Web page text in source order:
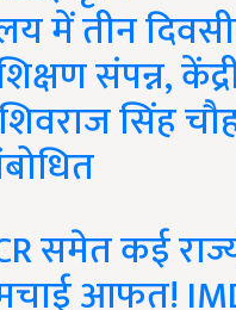
में तीन
संपन्न,
सिंह
समेत कई
आफत!